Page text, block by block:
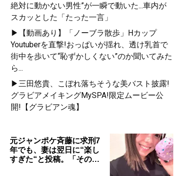
絶対に動かない男性”が一瞬で動いた...車内が
スカッとした「たった一言」
▶【動画あり】「ノーブラ散歩」Hカップ
Youtuberを直撃!おっぱいが揺れ、透け乳首で
街中を歩いて“恥ずかしくない”のか聞いてみた
ら...
▶三田悠貴、こぼれ落ちそうな美バスト披露!
グラビアメイキングMySPA!限定ムービー公
開!【グラビアン魂】
元ジャンポケ斉藤に求刑7
年でも、妻は翌日に“楽し
すぎた“と投稿。「その…